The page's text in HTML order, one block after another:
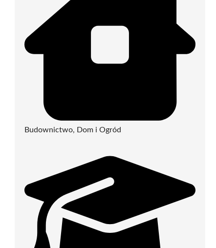
Budownictwo, Dom i Ogród